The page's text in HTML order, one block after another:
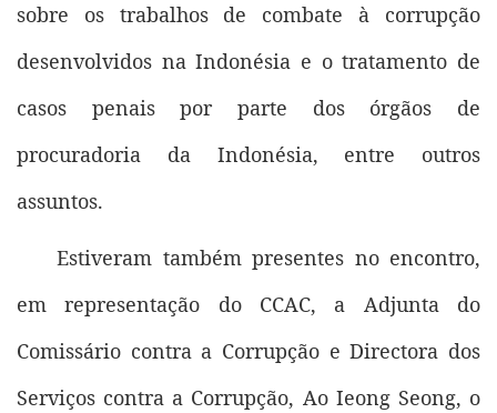
sobre os trabalhos de combate à corrupção
desenvolvidos na Indonésia e o tratamento de
casos penais por parte dos órgãos de
procuradoria da Indonésia, entre outros
assuntos.
Estiveram também presentes no encontro,
em representação do CCAC, a Adjunta do
Comissário contra a Corrupção e Directora dos
Serviços contra a Corrupção, Ao Ieong Seong, o